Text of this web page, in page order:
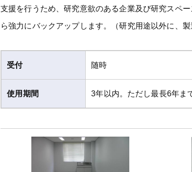
支援を行うため、研究意欲のある企業及び研究スペ
ら強力にバックアップします。（研究用途以外に、
受付 随時
使用期間 3年以内。ただし最長6年ま